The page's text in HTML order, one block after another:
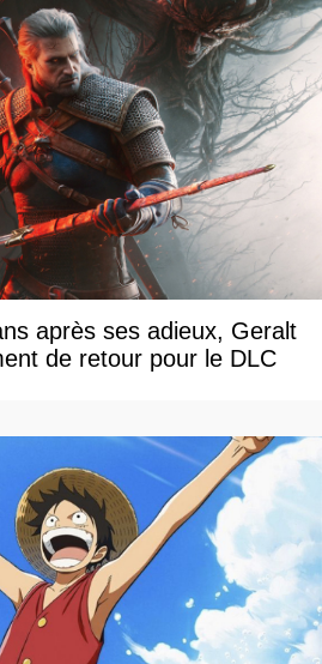
après ses adieux, Geralt
de retour pour le DLC